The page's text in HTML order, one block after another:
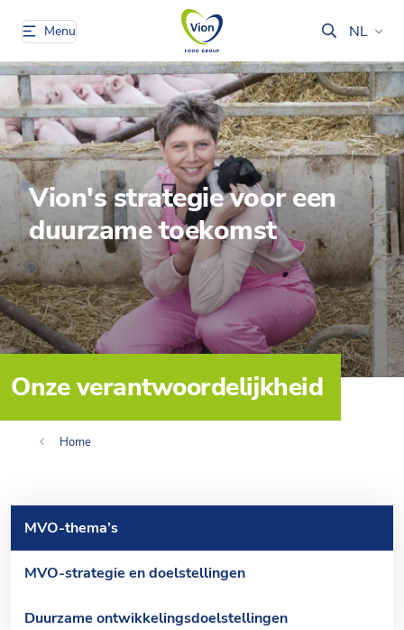
Menu NL
Onze verantwoordelijkheid
Vion's strategie voor een
duurzame toekomst
Home
MVO-thema’s
MVO-strategie en doelstellingen
Duurzame ontwikkelingsdoelstellingen